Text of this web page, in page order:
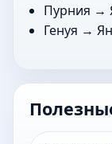
Пурния →
Генуя →